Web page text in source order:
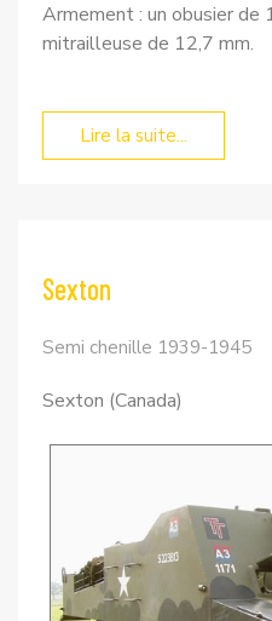
Armement : un obusier de
mitrailleuse de 12,7 mm.
Lire la suite...
Sexton
Semi chenille 1939-1945
Sexton (Canada)